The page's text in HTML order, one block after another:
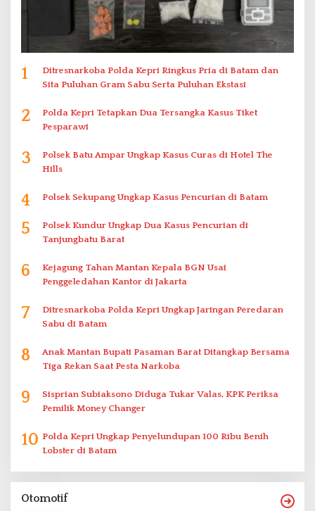
1
Ditresnarkoba Polda Kepri Ringkus Pria di Batam dan
Sita Puluhan Gram Sabu Serta Puluhan Ekstasi
2
Polda Kepri Tetapkan Dua Tersangka Kasus Tiket
Pesparawi
3
Polsek Batu Ampar Ungkap Kasus Curas di Hotel The
Hills
4 Polsek Sekupang Ungkap Kasus Pencurian di Batam
5
Polsek Kundur Ungkap Dua Kasus Pencurian di
Tanjungbatu Barat
6
Kejagung Tahan Mantan Kepala BGN Usai
Penggeledahan Kantor di Jakarta
7
Ditresnarkoba Polda Kepri Ungkap Jaringan Peredaran
Sabu di Batam
8
Anak Mantan Bupati Pasaman Barat Ditangkap Bersama
Tiga Rekan Saat Pesta Narkoba
9
Sisprian Subiaksono Diduga Tukar Valas, KPK Periksa
Pemilik Money Changer
10 Polda Kepri Ungkap Penyelundupan 100 Ribu Benih
Lobster di Batam
Otomotif